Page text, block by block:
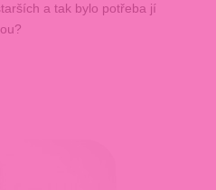
a tak bylo potřeba jí